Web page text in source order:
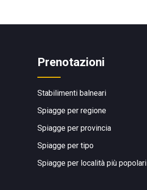
Prenotazioni
Stabilimenti balneari
Spiagge per regione
Spiagge per provincia
Spiagge per tipo
Spiagge per località più popolari